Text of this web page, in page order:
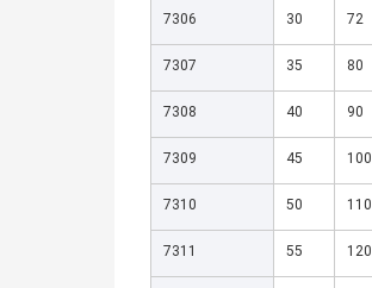
7306 30 72
7307 35 80
7308 40 90
7309 45 100
7310 50 110
7311 55 120